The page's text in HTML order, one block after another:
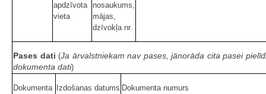
apdzīvota
vieta
nosaukums,
mājas,
dzīvokļa nr.
Pases dati (Ja ārvalstniekam nav pases, jānorāda cita pasei
dokumenta dati)
Dokumenta
Izdošanas datums Dokumenta numurs